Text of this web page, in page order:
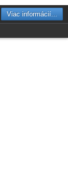
Viac informácií...